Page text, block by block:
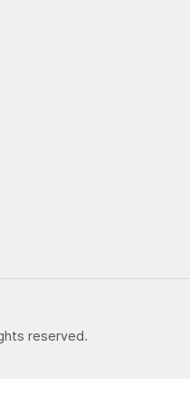
reserved.